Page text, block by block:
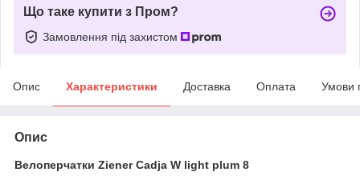
Що таке купити з Пром?
Замовлення під захистом
Опис Характеристики Доставка Оплата Умови
Опис
Велоперчатки Ziener Cadja W light plum 8